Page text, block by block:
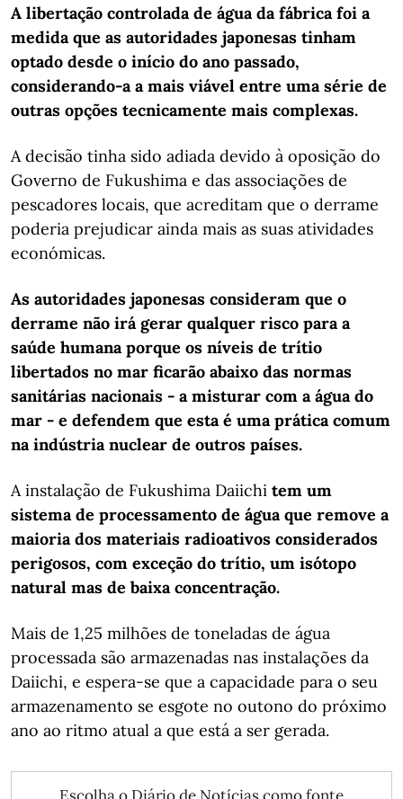
A libertação controlada de água da fábrica foi a
medida que as autoridades japonesas tinham
optado desde o início do ano passado,
considerando-a a mais viável entre uma série de
outras opções tecnicamente mais complexas.
A decisão tinha sido adiada devido à oposição do
Governo de Fukushima e das associações de
pescadores locais, que acreditam que o derrame
poderia prejudicar ainda mais as suas atividades
económicas.
As autoridades japonesas consideram que o
derrame não irá gerar qualquer risco para a
saúde humana porque os níveis de trítio
libertados no mar ficarão abaixo das normas
sanitárias nacionais - a misturar com a água do
mar - e defendem que esta é uma prática comum
na indústria nuclear de outros países.
A instalação de Fukushima Daiichi tem um
sistema de processamento de água que remove a
maioria dos materiais radioativos considerados
perigosos, com exceção do trítio, um isótopo
natural mas de baixa concentração.
Mais de 1,25 milhões de toneladas de água
processada são armazenadas nas instalações da
Daiichi, e espera-se que a capacidade para o seu
armazenamento se esgote no outono do próximo
ano ao ritmo atual a que está a ser gerada.